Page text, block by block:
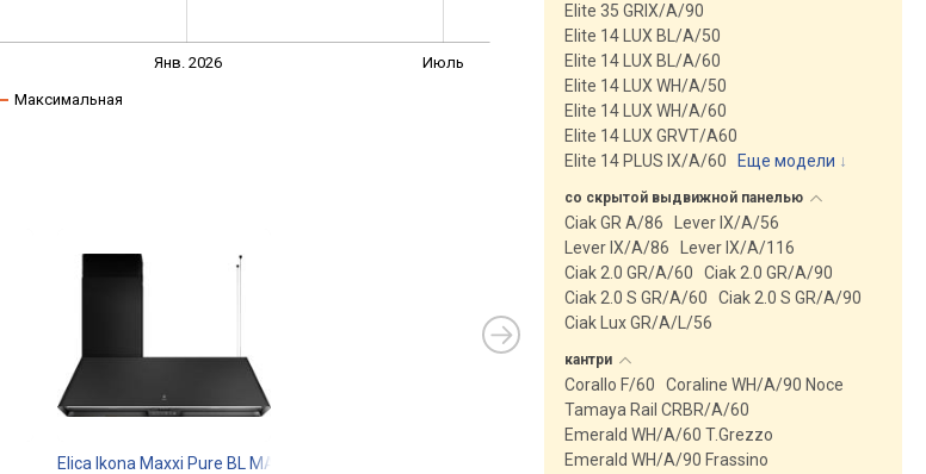
Янв. 2026 Июль
Максимальная
Elica Ikona Maxxi Pure BL MAT/F/120
Elite 35 GRIX/A/90
Elite 14 LUX BL/A/50
Elite 14 LUX BL/A/60
Elite 14 LUX WH/A/50
Elite 14 LUX WH/A/60
Elite 14 LUX GRVT/A60
Elite 14 PLUS IX/A/60
Еще модели ↓
со скрытой выдвижной панелью
Ciak GR A/86
Lever IX/A/56
Lever IX/A/86
Lever IX/A/116
Ciak 2.0 GR/A/60
Ciak 2.0 GR/A/90
Ciak 2.0 S GR/A/60
Ciak 2.0 S GR/A/90
Ciak Lux GR/A/L/56
кантри
Corallo F/60
Coraline WH/A/90 Noce
Tamaya Rail CRBR/A/60
Emerald WH/A/60 T.Grezzo
Emerald WH/A/90 Frassino